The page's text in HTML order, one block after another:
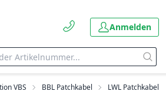
Anmelden
VBS BBL Patchkabel LWL Patchkabel